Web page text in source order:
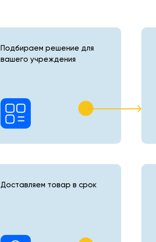
Подбираем решение для
вашего учреждения
Доставляем товар в срок